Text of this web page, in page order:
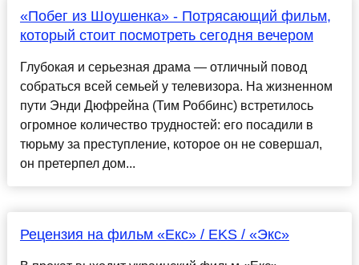
«Побег из Шоушенка» - Потрясающий фильм,
который стоит посмотреть сегодня вечером
Глубокая и серьезная драма — отличный повод
собраться всей семьей у телевизора. На жизненном
пути Энди Дюфрейна (Тим Роббинс) встретилось
огромное количество трудностей: его посадили в
тюрьму за преступление, которое он не совершал,
он претерпел дом...
Рецензия на фильм «Екс» / EKS / «Экс»